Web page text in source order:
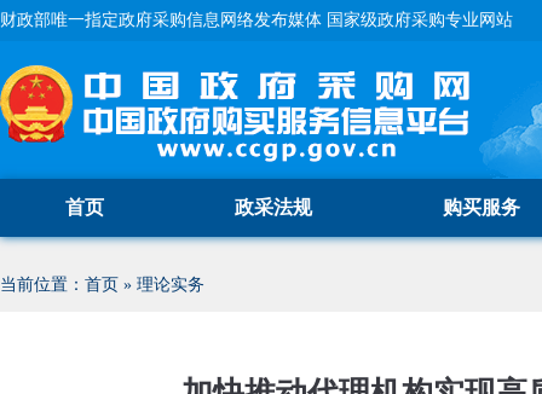
财政部唯一指定政府采购信息网络发布媒体 国家级政府采购专业网站
首页 政采法规 购买服务
当前位置： 首页 » 理论实务